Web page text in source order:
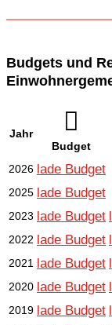
Budgets und
Jahr 
Budget
2026 lade Budget
2025 lade Budget
2023 lade Budget
2022 lade Budget
2021 lade Budget
2020 lade Budget
2019 lade Budget